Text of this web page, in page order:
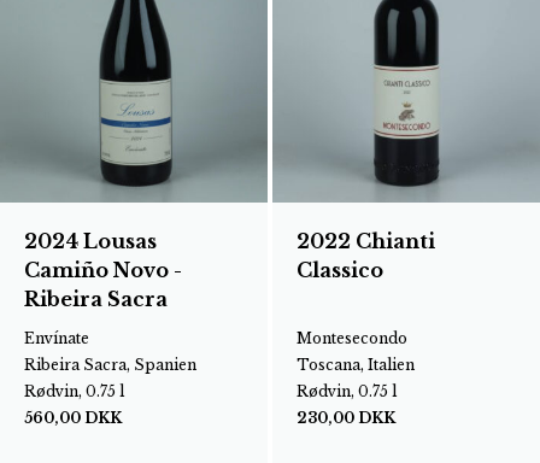
2024 Lousas
Camiño Novo -
Ribeira Sacra
Envínate
Ribeira Sacra, Spanien
Rødvin, 0.75 l
560,00 DKK
2022 Chianti
Classico
Montesecondo
Toscana, Italien
Rødvin, 0.75 l
230,00 DKK